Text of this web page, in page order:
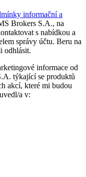
informační a
Brokers S.A., na
s nabídkou a
správy účtu. Beru na
odhlásit.
informace od
týkající se produktů
akcí, které mi budou
a v: